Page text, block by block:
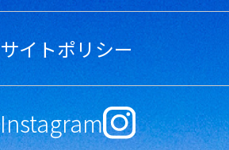
サイトポリシー
Instagram